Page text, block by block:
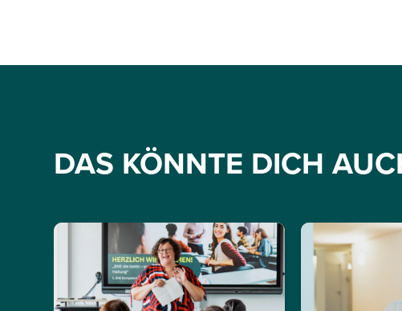
DAS KÖNNTE DICH